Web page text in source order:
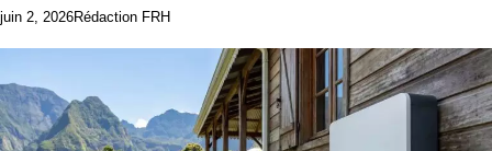
juin 2, 2026Rédaction FRH